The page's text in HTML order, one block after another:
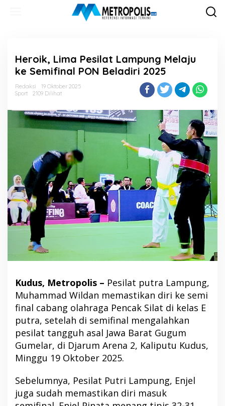
Heroik, Lima Pesilat Lampung Melaju
ke Semifinal PON Beladiri 2025
Redaksi
19 Oktober 2025
Sport
2109 Dilihat
Kudus, Metropolis – Pesilat putra Lampung,
Muhammad Wildan memastikan diri ke semi
final cabang olahraga Pencak Silat di kelas E
putra, setelah di semifinal mengalahkan
pesilat tangguh asal Jawa Barat Gugum
Gumelar, di Djarum Arena 2, Kaliputu Kudus,
Minggu 19 Oktober 2025.
Sebelumnya, Pesilat Putri Lampung, Enjel
juga sudah memastikan diri masuk